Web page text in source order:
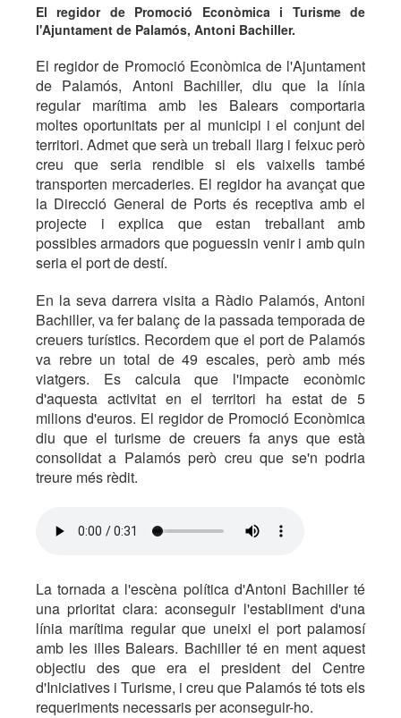
El regidor de Promoció Econòmica i Turisme de
l'Ajuntament de Palamós, Antoni Bachiller.
El regidor de Promoció Econòmica de l'Ajuntament
de Palamós, Antoni Bachiller, diu que la línia
regular marítima amb les Balears comportaria
moltes oportunitats per al municipi i el conjunt del
territori. Admet que serà un treball llarg i feixuc però
creu que seria rendible si els vaixells també
transporten mercaderies. El regidor ha avançat que
la Direcció General de Ports és receptiva amb el
projecte i explica que estan treballant amb
possibles armadors que poguessin venir i amb quin
seria el port de destí.
En la seva darrera visita a Ràdio Palamós, Antoni
Bachiller, va fer balanç de la passada temporada de
creuers turístics. Recordem que el port de Palamós
va rebre un total de 49 escales, però amb més
viatgers. Es calcula que l'impacte econòmic
d'aquesta activitat en el territori ha estat de 5
milions d'euros. El regidor de Promoció Econòmica
diu que el turisme de creuers fa anys que està
consolidat a Palamós però creu que se'n podria
treure més rèdit.
La tornada a l'escèna política d'Antoni Bachiller té
una prioritat clara: aconseguir l'establiment d'una
línia marítima regular que uneixi el port palamosí
amb les illes Balears. Bachiller té en ment aquest
objectiu des que era el president del Centre
d'Iniciatives i Turisme, i creu que Palamós té tots els
requeriments necessaris per aconseguir-ho.